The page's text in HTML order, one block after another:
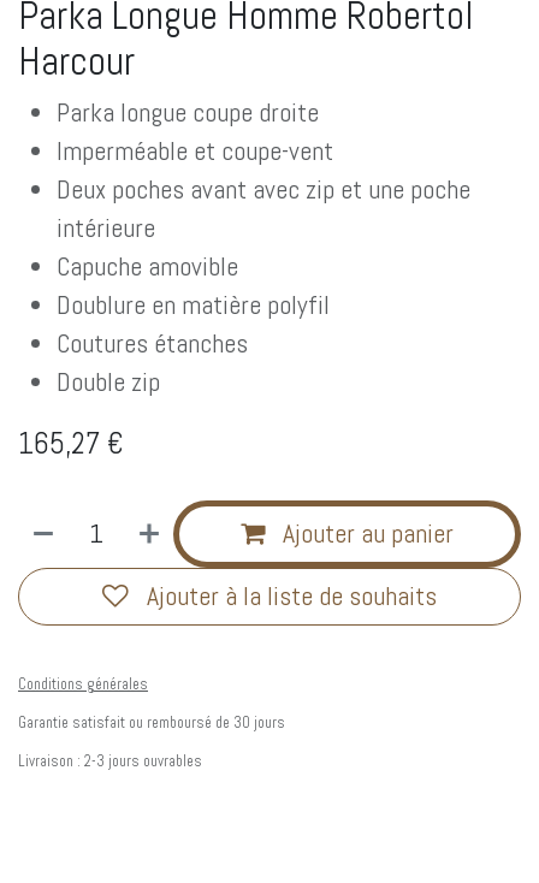
Parka Longue Homme Robertol
Harcour
Parka longue coupe droite
Imperméable et coupe-vent
Deux poches avant avec zip et une poche
intérieure
Capuche amovible
Doublure en matière polyfil
Coutures étanches
Double zip
165,27 €
Ajouter au panier
Ajouter à la liste de souhaits
Conditions générales
Garantie satisfait ou remboursé de 30 jours
Livraison : 2-3 jours ouvrables